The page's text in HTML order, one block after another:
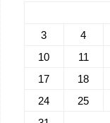
3
4
10
11
17
18
24
25